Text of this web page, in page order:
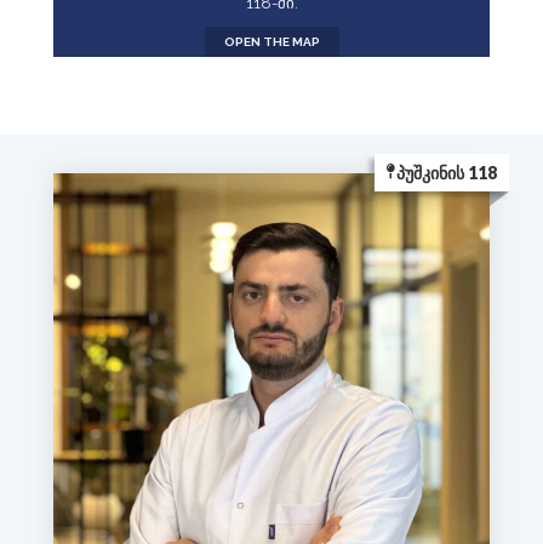
OPEN THE MAP
ᲞᲣᲨᲙᲘᲜᲘᲡ 118